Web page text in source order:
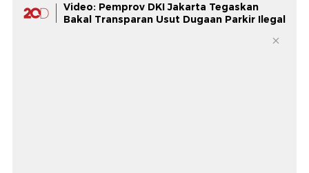
Video: Pemprov DKI Jakarta Tegaskan
Bakal Transparan Usut Dugaan Parkir Ilegal